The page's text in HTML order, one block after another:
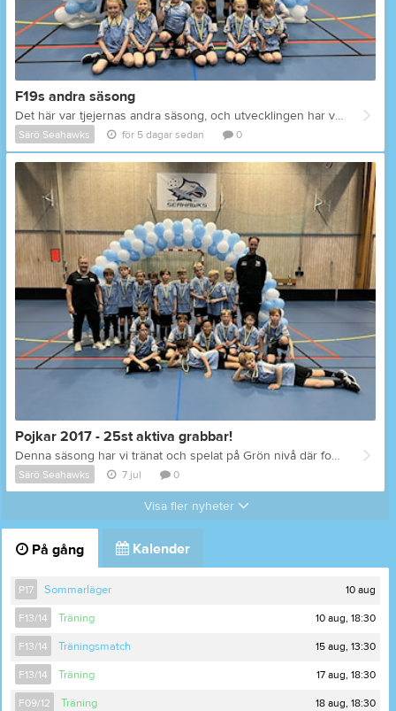
F19s andra säsong
Det här var tjejernas andra säsong, och utvecklingen har varit tydlig. De har tagit stora kliv både i sina individuella tekniker och i hur de spelar tillsammans som ett lag. I år började de också spela sammandrag, och trots att de ofta mött äldre tjejer, har de gått in i varje match med mod, energi och en fantastisk inställning. De deltog dessutom i sin första cup, Våffelkuppen, där de äntligen fick möta jämnåriga och verkligen visa sitt spel och sin lagkänsla. Det här är ett glatt och positivt gäng som alltid ger allt på träning. Vi är väldigt stolta över deras inställning och utveckling, och vi hoppas att få se alla tillbaka nästa säsong. Tjejer — tack för en fin säsong. Ni har varit grymma.
Särö Seahawks för 5 dagar sedan 0
Pojkar 2017 - 25st aktiva grabbar!
Denna säsong har vi tränat och spelat på Grön nivå där fokus är - Rörelseglädje. På träning har vi fokuserat att skapa god självkänsla och lagkänsla och att det just nu är viktigare än strävan att vinna. Men, det är 25st ”vinnarskallar” & ”vinna som ett lag” har grabbarna gjort under hösten på ”sammandrag” och i våras spelade vi Warbergsspelen. Till hösten spelar vi på Blå-nivå, fokus kommer vara passningsspel, ”låta bollen göra jobbet” och fortsätta jobba vidare med rörelseglädje och skapa en go lagkänsla.
Särö Seahawks 7 jul 0
Visa fler nyheter
På gång Kalender
P17 Sommarläger 10 aug
F13/14 Träning 10 aug, 18:30
F13/14 Träningsmatch 15 aug, 13:30
F13/14 Träning 17 aug, 18:30
F09/12 Träning 18 aug, 18:30